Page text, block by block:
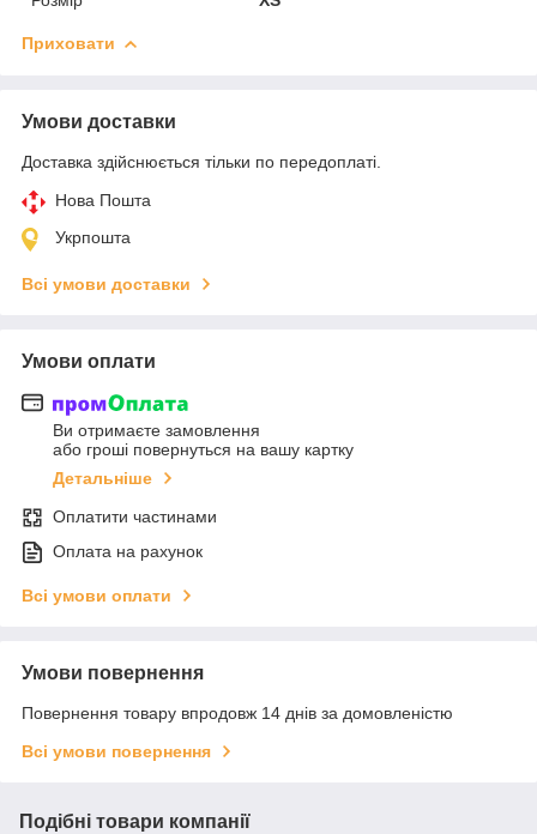
Приховати
Умови доставки
Доставка здійснюється тільки по передоплаті.
Нова Пошта
Укрпошта
Всі умови доставки
Умови оплати
Ви отримаєте замовлення
або гроші повернуться на вашу картку
Детальніше
Оплатити частинами
Оплата на рахунок
Всі умови оплати
Умови повернення
Повернення товару впродовж 14 днів за домовленістю
Всі умови повернення
Подібні товари компанії